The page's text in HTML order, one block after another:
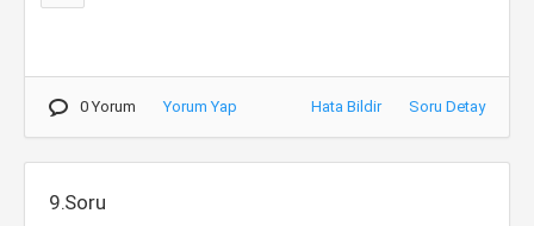
0 Yorum Yorum Yap Hata Bildir Soru Detay
9.Soru